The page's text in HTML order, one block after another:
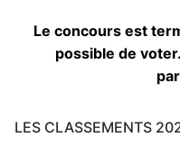
Le concours est
possible de
LES CLASSEMENTS